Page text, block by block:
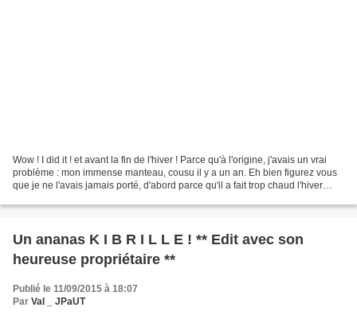
Wow ! I did it ! et avant la fin de l'hiver ! Parce qu'à l'origine, j'avais un vrai
problème : mon immense manteau, cousu il y a un an. Eh bien figurez vous
que je ne l'avais jamais porté, d'abord parce qu'il a fait trop chaud l'hiver
Un ananas K I B R I L L E ! ** Edit avec son
heureuse propriétaire **
Publié le 11/09/2015 à 18:07
Par Val _ JPaUT